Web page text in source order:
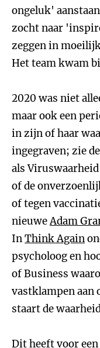
ongeluk'
zocht naar
zeggen in
Het team kwam
2020 was niet
maar ook een
in zijn of haar
ingegraven; zie
als
of de
of tegen
nieuweAdam
InThink Again
psycholoog en
of Business
vastklampen aan
staart de
Dit heeft voor